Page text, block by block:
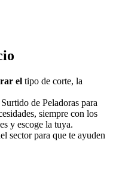
el tipo de corte, la
de Peladoras para
siempre con los
y escoge la tuya.
sector para que te ayuden